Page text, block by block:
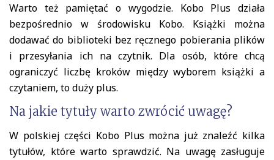
Warto też pamiętać o wygodzie. Kobo Plus działa
bezpośrednio w środowisku Kobo. Książki można
dodawać do biblioteki bez ręcznego pobierania plików
i przesyłania ich na czytnik. Dla osób, które chcą
ograniczyć liczbę kroków między wyborem książki a
czytaniem, to duży plus.
Na jakie tytuły warto zwrócić uwagę?
W polskiej części Kobo Plus można już znaleźć kilka
tytułów, które warto sprawdzić. Na uwagę zasługuje